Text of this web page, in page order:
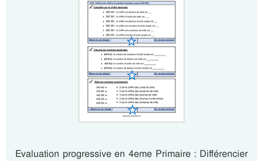
Evaluation progressive en 4eme Primaire : Différencier